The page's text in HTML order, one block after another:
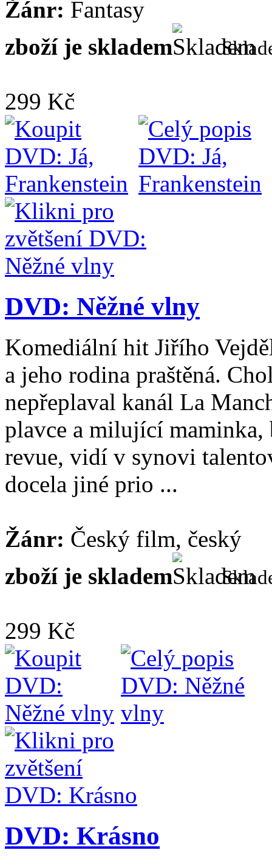
Žánr: Fantasy
zboží je skladem
299 Kč
DVD: Něžné vlny
Komediální hit Jiřího
a jeho rodina praštěná.
nepřeplaval kanál La
plavce a milující maminka,
revue, vidí v synovi
docela jiné prio ...
Žánr: Český film, český
zboží je skladem
299 Kč
DVD: Krásno